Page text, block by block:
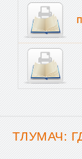
ТЛУМАЧ: